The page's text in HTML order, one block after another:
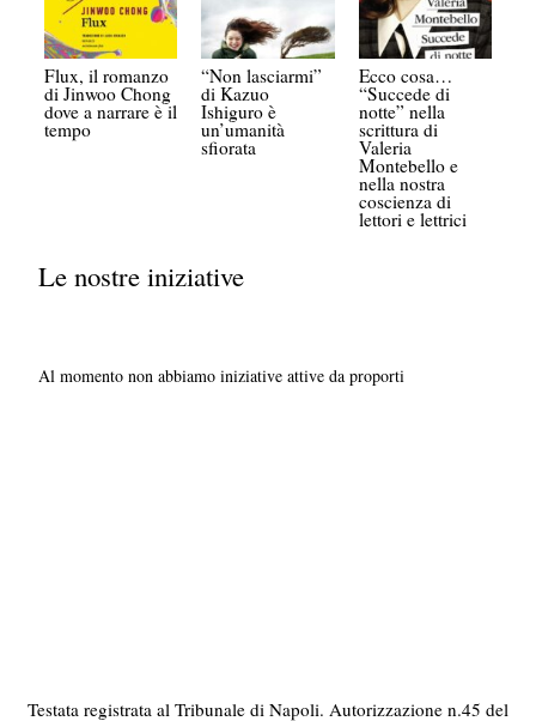
Flux, il romanzo
di Jinwoo Chong
dove a narrare è il
tempo
“Non lasciarmi”
di Kazuo
Ishiguro è
un’umanità
sfiorata
Ecco cosa…
“Succede di
notte” nella
scrittura di
Valeria
Montebello e
nella nostra
coscienza di
lettori e lettrici
Le nostre iniziative
Al momento non abbiamo iniziative attive da proporti
Testata registrata al Tribunale di Napoli. Autorizzazione n.45 del